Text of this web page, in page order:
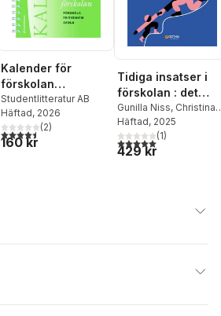
Kalender för
förskolan
2026/2027 -
Förskola,
fritidshem, skola
Studentlitteratur AB
Häftad, 2026
4,5utav 5 stjärnor. Totalt antal röster:
(2)
160 kr
Tidiga insatser i
förskolan : det
kompensatoriska
uppdraget
Gunilla Niss, Christina
Widström
Häftad, 2025
5,0utav 5 stjärnor.
(1)
429 kr